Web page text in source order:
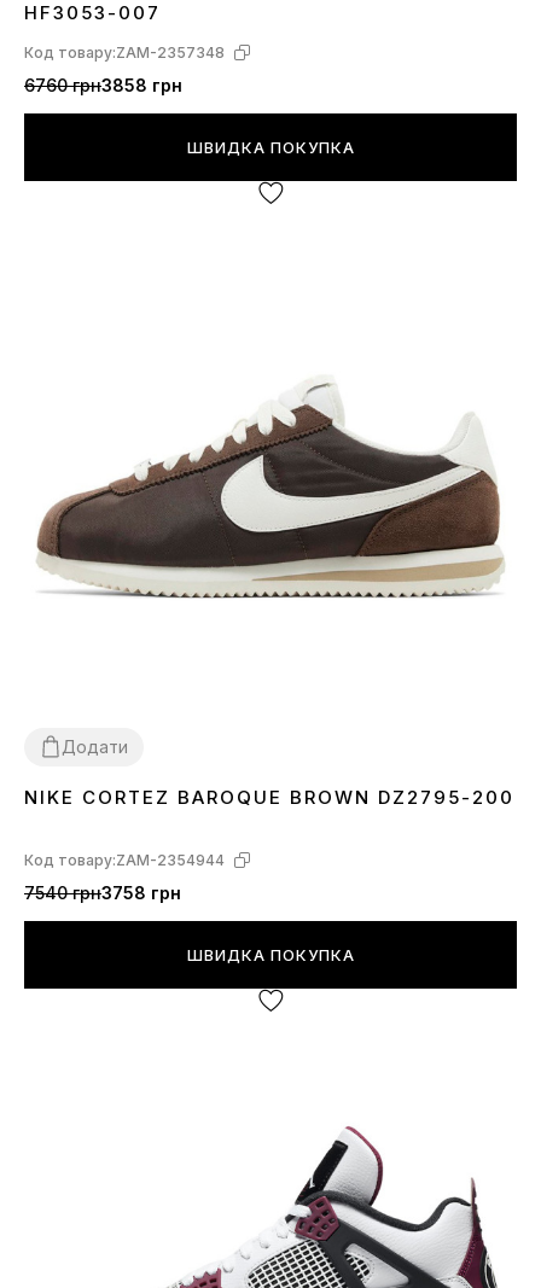
HF3053-007
Код товару:ZAM-2357348
6760 грн3858 грн
ШВИДКА ПОКУПКА
Додати
3637 383940 414245
NIKE CORTEZ BAROQUE BROWN DZ2795-200
Код товару:ZAM-2354944
7540 грн3758 грн
ШВИДКА ПОКУПКА